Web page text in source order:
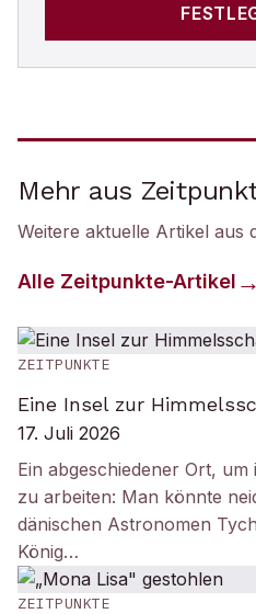
Mehr aus
Weitere aktuelle Artikel aus
Alle Zeitpunkte-Artikel
ZEITPUNKTE
Eine Insel zur
17. Juli 2026
Ein abgeschiedener Ort,
zu arbeiten: Man könnte
dänischen Astronomen
König…
ZEITPUNKTE